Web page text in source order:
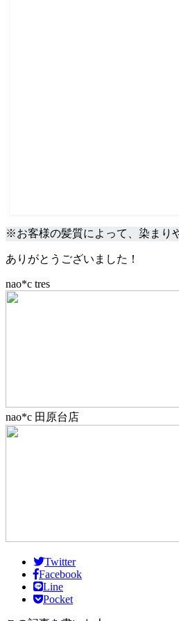
※お客様の髪質によって、染まり
ありがとうございました！
nao*c tres
nao*c 田原台店
Twitter
Facebook
Line
Pocket